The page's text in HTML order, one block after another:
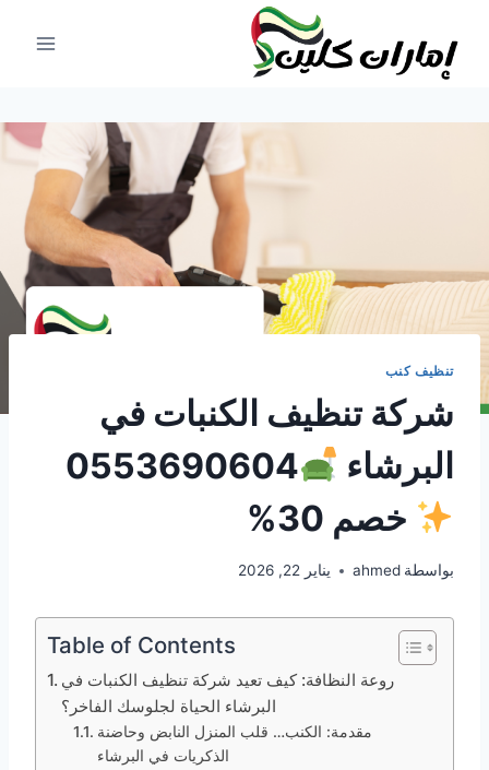
المحتوى
تنظيف كنب
شركة تنظيف الكنبات في
البرشاء
0553690604
خصم 30%
بواسطة ahmed يناير 22, 2026
Table of Contents
روعة النظافة: كيف تعيد شركة تنظيف الكنبات في
البرشاء الحياة لجلوسك الفاخر؟
مقدمة: الكنب… قلب المنزل النابض وحاضنة
الذكريات في البرشاء